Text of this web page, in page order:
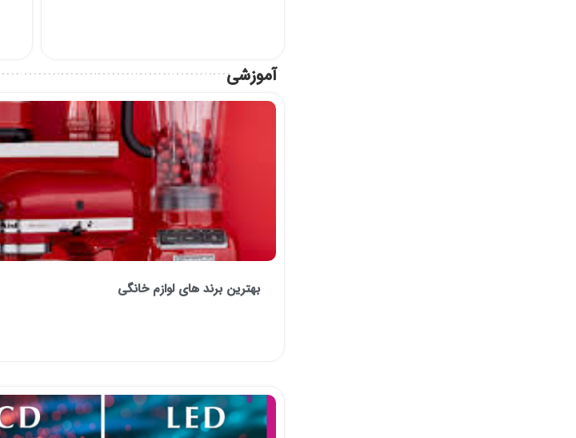
آموزشی
بهترین برند های لوازم خانگی